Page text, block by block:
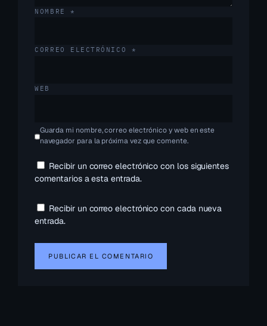
NOMBRE*
CORREO ELECTRÓNICO *
WEB
Guarda mi nombre, correo electrónico y web en este
navegador para la próxima vez que comente.
Recibir un correo electrónico con los siguientes
comentarios a esta entrada.
Recibir un correo electrónico con cada nueva
entrada.